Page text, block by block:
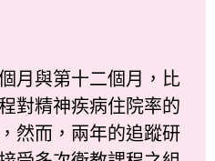
與第十二個月，比
對精神疾病住院率的
然而，兩年的追蹤研